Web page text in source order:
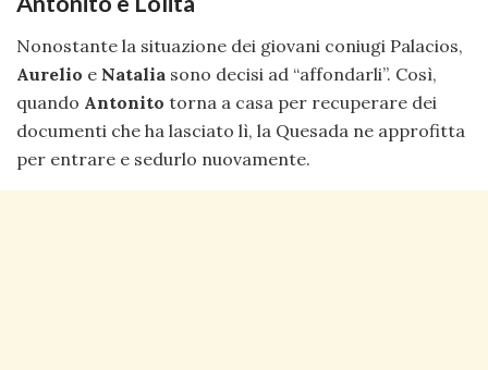
Nonostante la situazione dei giovani coniugi Palacios,
Aurelio e Natalia sono decisi ad “affondarli”. Così,
quando Antonito torna a casa per recuperare dei
documenti che ha lasciato lì, la Quesada ne approfitta
per entrare e sedurlo nuovamente.